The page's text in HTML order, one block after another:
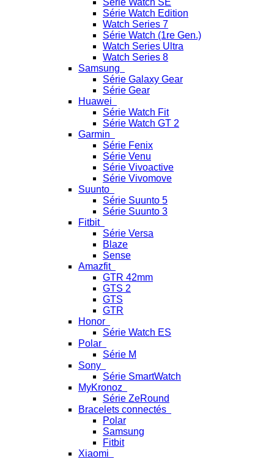
Série Watch SE
Série Watch Edition
Watch Series 7
Série Watch (1re Gen.)
Watch Series Ultra
Watch Series 8
Samsung
Série Galaxy Gear
Série Gear
Huawei
Série Watch Fit
Série Watch GT 2
Garmin
Série Fenix
Série Venu
Série Vivoactive
Série Vivomove
Suunto
Série Suunto 5
Série Suunto 3
Fitbit
Série Versa
Blaze
Sense
Amazfit
GTR 42mm
GTS 2
GTS
GTR
Honor
Série Watch ES
Polar
Série M
Sony
Série SmartWatch
MyKronoz
Série ZeRound
Bracelets connectés
Polar
Samsung
Fitbit
Xiaomi